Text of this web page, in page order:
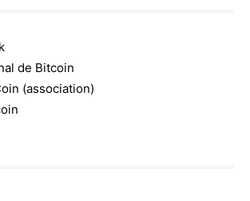
de Bitcoin
(association)